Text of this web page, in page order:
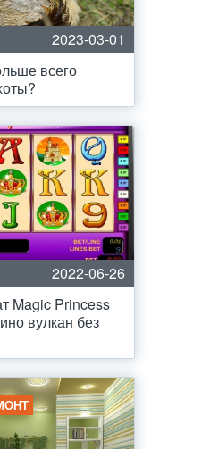
2023-03-01
всего
2022-06-26
Magic Princess
вулкан без